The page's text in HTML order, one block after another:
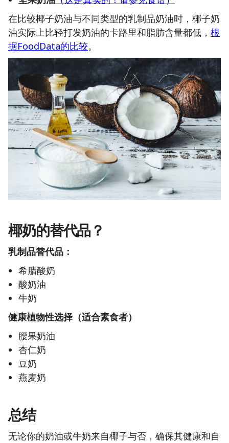
在比较椰子奶油与不同类型的乳制品奶油时，椰子奶
油实际上比轻打发奶油的卡路里和脂肪含量都低， 根
据FoodData的比较。
椰奶的替代品？
乳制品替代品：
希腊酸奶
酸奶油
牛奶
健康植物性选择（适合素食者）
腰果奶油
杏仁奶
豆奶
燕麦奶
总结
无论你的奶油或牛奶来自椰子与否，确保其健康和自